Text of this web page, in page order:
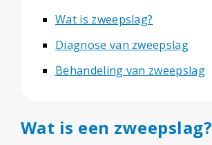
Wat is zweepslag?
Diagnose van zweepslag
Behandeling van zweepslag
Wat is een zweepslag?